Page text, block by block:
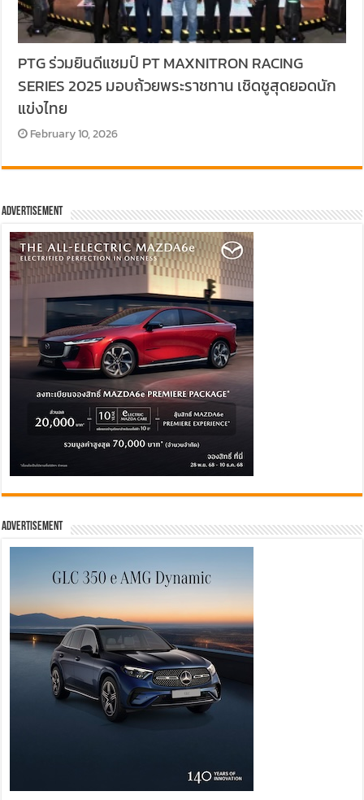
PTG ร่วมยินดีแชมป์ PT MAXNITRON RACING
SERIES 2025 มอบถ้วยพระราชทาน เชิดชูสุดยอดนัก
แข่งไทย
February 10, 2026
Advertisement
Advertisement